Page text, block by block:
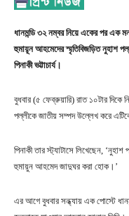
ধানমন্ডি ৩২ নম্বর নিয়ে একের পর এক
হুমায়ূন আহমেদের স্মৃতিবিজড়িত নুহাশ
পিনাকী ভট্টাচার্য।
বুধবার (৫ ফেব্রুয়ারি) রাত ১০টার দিকে
পল্লীকে জাতীয় সম্পদ উল্লেখ করে
পিনাকী তার স্ট্যাটাসে লিখেছেন,
হুমায়ুন আহমেদ জাদুঘর করা হোক।’
এর আগে বুধবার সন্ধ্যায় এক পোস্টে